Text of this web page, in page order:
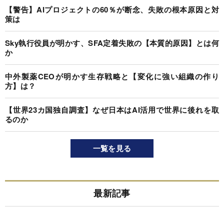
【警告】AIプロジェクトの60％が断念、失敗の根本原因と対
策は
Sky執行役員が明かす、SFA定着失敗の【本質的原因】とは何
か
中外製薬CEOが明かす生存戦略と【変化に強い組織の作り
方】は？
【世界23カ国独自調査】なぜ日本はAI活用で世界に後れを取
るのか
一覧を見る
最新記事